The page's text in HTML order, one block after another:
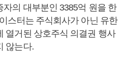
의 대부분인 3385억 원을 한
스터는 주식회사가 아닌 유한
열거된 상호주식 의결권 행사
않는다.